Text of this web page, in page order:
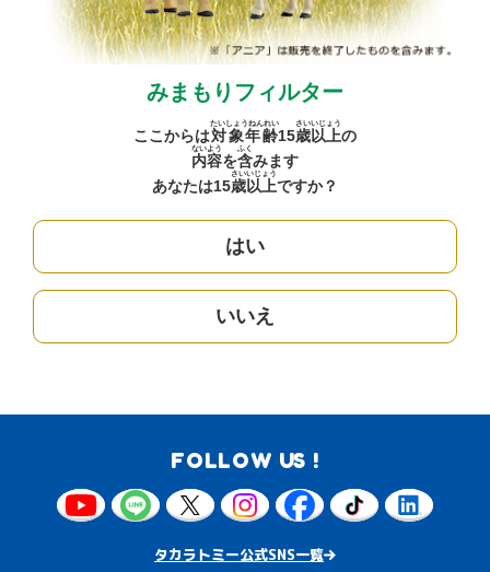
みまもりフィルター
ここからは対象年齢
たいしょうねんれい
15歳
さい
以上
いじょう
の
内容
ないよう
を含
ふく
みます
あなたは15歳
さい
以上
いじょう
ですか？
はい
いいえ
FOLLOW US !
タカラトミー公式SNS一覧